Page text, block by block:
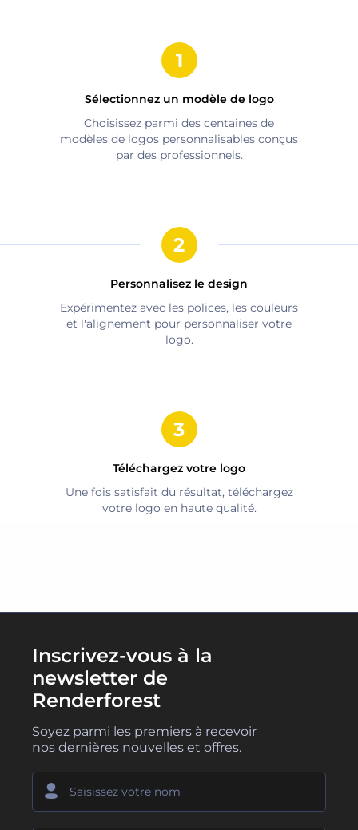
Sélectionnez un modèle de logo
Choisissez parmi des centaines de
modèles de logos personnalisables conçus
par des professionnels.
Personnalisez le design
Expérimentez avec les polices, les couleurs
et l'alignement pour personnaliser votre
logo.
Téléchargez votre logo
Une fois satisfait du résultat, téléchargez
votre logo en haute qualité.
Inscrivez-vous à la
newsletter de
Renderforest
Soyez parmi les premiers à recevoir
nos dernières nouvelles et offres.